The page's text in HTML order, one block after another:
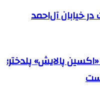
در خیابان آل‌احمد
پالایش» پلدختر؛